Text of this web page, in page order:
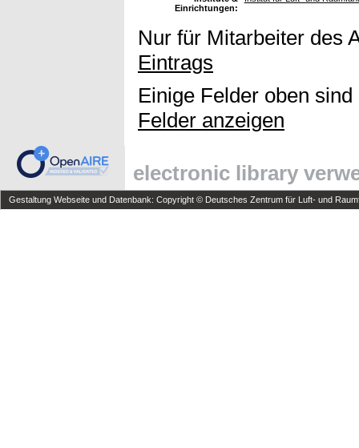
Einrichtungen:
Nur für Mitarbeiter des
Eintrags
Einige Felder oben
Felder anzeigen
electronic library
Gestaltung Webseite und Datenbank: Copyright © Deutsches Zentrum für Luft- und